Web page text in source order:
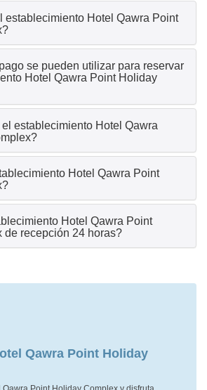
establecimiento Hotel Qawra Point
se pueden utilizar para reservar
Hotel Qawra Point Holiday
establecimiento Hotel Qawra
Hotel Qawra Point
Hotel Qawra Point
de recepción 24 horas?
Qawra Point Holiday